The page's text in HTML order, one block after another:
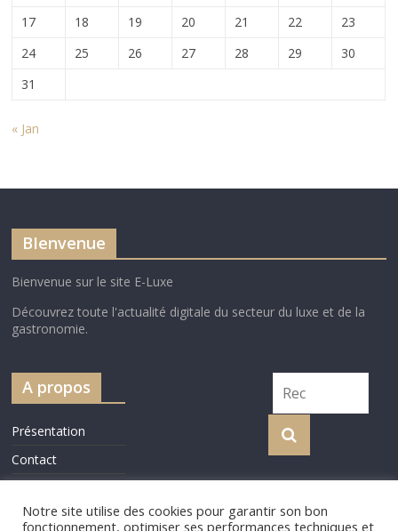
17
18 19 20 21 22
23
24
25 26 27 28 29
30
31
« Jan
BIenvenue
Bienvenue sur le site E-Luxe
Découvrez toute l'actualité digitale du secteur du luxe et de la
gastronomie.
A propos
Présentation
Contact
Notre site utilise des cookies pour garantir son bon
fonctionnement, optimiser ses performances techniques et